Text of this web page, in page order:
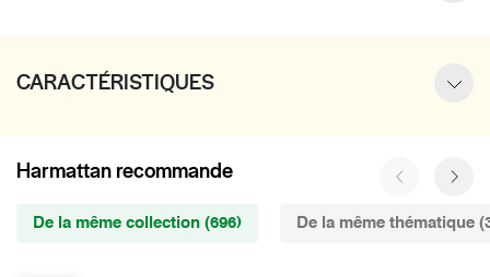
CARACTÉRISTIQUES
Harmattan recommande
De la même collection (696) De la même thématique